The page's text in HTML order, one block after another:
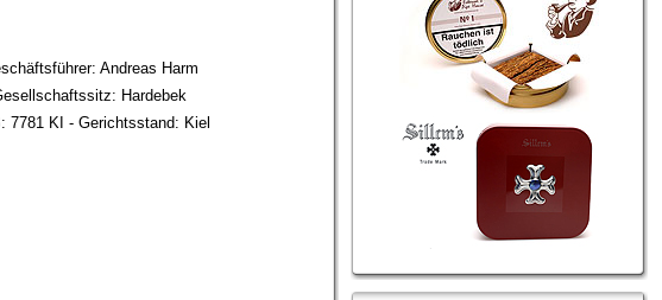
Andreas Harm
Hardebek
7781 KI - Gerichtsstand: Kiel